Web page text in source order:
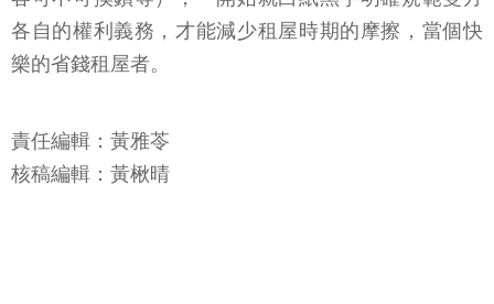
各自的權利義務，才能減少租屋時期的摩擦，當個快
樂的省錢租屋者。
責任編輯：黃雅苓
核稿編輯：黃楸晴